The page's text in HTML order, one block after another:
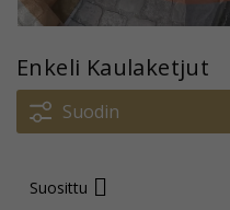
Enkeli Kaulaketjut
Suodin
Suosittu